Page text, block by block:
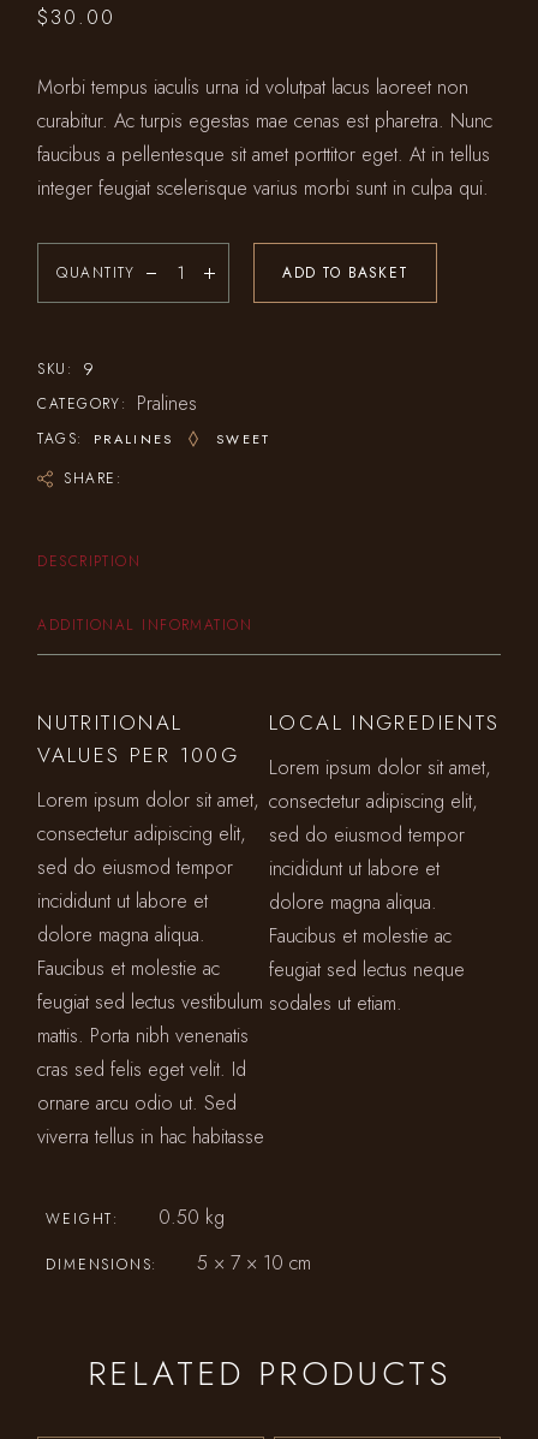
$30.00
Morbi tempus iaculis urna id volutpat lacus laoreet non
curabitur. Ac turpis egestas mae cenas est pharetra. Nunc
faucibus a pellentesque sit amet porttitor eget. At in tellus
integer feugiat scelerisque varius morbi sunt in culpa qui.
QUANTITY ADD TO BASKET
SKU: 9
CATEGORY: Pralines
TAGS: PRALINES SWEET
SHARE:
DESCRIPTION
ADDITIONAL INFORMATION
NUTRITIONAL
VALUES PER 100G
Lorem ipsum dolor sit amet,
consectetur adipiscing elit,
sed do eiusmod tempor
incididunt ut labore et
dolore magna aliqua.
Faucibus et molestie ac
feugiat sed lectus vestibulum
mattis. Porta nibh venenatis
cras sed felis eget velit. Id
ornare arcu odio ut. Sed
viverra tellus in hac habitasse
LOCAL INGREDIENTS
Lorem ipsum dolor sit amet,
consectetur adipiscing elit,
sed do eiusmod tempor
incididunt ut labore et
dolore magna aliqua.
Faucibus et molestie ac
feugiat sed lectus neque
sodales ut etiam.
WEIGHT 0.50 kg
DIMENSIONS 5 × 7 × 10 cm
RELATED PRODUCTS